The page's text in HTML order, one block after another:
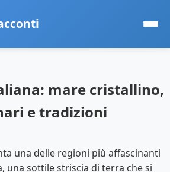
mare cristallino,
e tradizioni
una delle regioni più affascinanti
una sottile striscia di terra che si